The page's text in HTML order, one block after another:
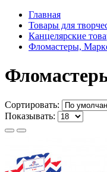
Главная
Товары для
Канцелярские
Фломастеры,
Сортировать:
Показывать: